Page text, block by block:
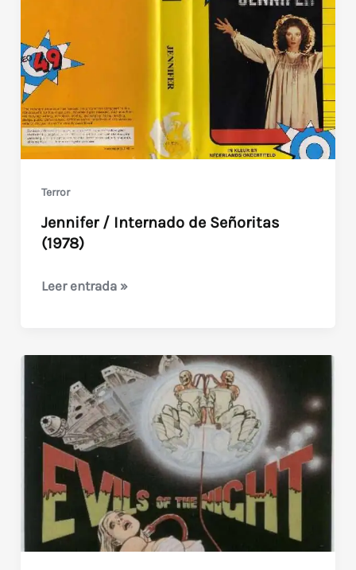
de
la
isla
maldita
(1973)
2
argentinas
Terror
Jennifer / Internado de Señoritas
(1978)
Jennifer
de
(1978)
Leer entrada »